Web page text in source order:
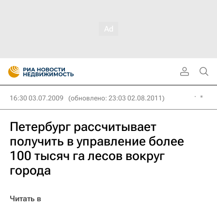
16:30 03.07.2009 (обновлено: 23:03 02.08.2011)
Петербург рассчитывает
получить в управление более
100 тысяч га лесов вокруг
города
Читать в